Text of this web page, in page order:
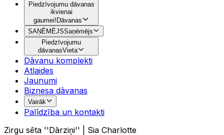
Piedzīvojumu dāvanas
ikvienai
gaumei!Dāvanas
SAŅĒMĒJSSaņēmējs
Piedzīvojumu
dāvanasVieta
Dāvanu komplekti
Atlaides
Jaunumi
Biznesa dāvanas
Vairāk
Palīdzība un kontakti
Zirgu sēta ''Dārziņi'' | Sia Charlotte